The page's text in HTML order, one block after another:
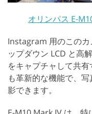
オリンパス E-
Instagram 用のこのカ
ップダウン LCD と高
をキャプチャして共
も革新的な機能で、
影できます。